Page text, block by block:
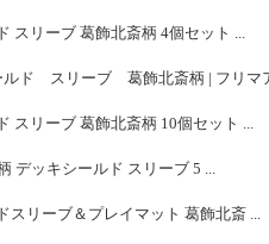
スリーブ 葛飾北斎柄 4個セット ...
ド スリーブ 葛飾北斎柄 | フリマ
スリーブ 葛飾北斎柄 10個セット ...
デッキシールド スリーブ 5 ...
リーブ＆プレイマット 葛飾北斎 ...